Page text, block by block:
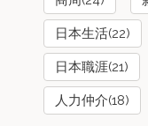
日本生活(22)
日本職涯(21)
人力仲介(18)